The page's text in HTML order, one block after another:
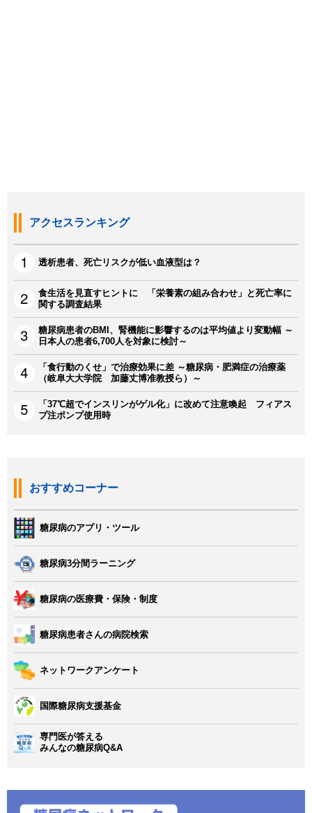
アクセスランキング
透析患者、死亡リスクが低い血液型は？
食生活を見直すヒントに 「栄養素の組み合わせ」と死亡率に
関する調査結果
糖尿病患者のBMI、腎機能に影響するのは平均値より変動幅 ～
日本人の患者6,700人を対象に検討～
「食行動のくせ」で治療効果に差 ～糖尿病・肥満症の治療薬
（岐阜大大学院 加藤丈博准教授ら）～
「37℃超でインスリンがゲル化」に改めて注意喚起 フィアス
プ注ポンプ使用時
おすすめコーナー
糖尿病のアプリ・ツール
糖尿病3分間ラーニング
糖尿病の医療費・保険・制度
糖尿病患者さんの病院検索
ネットワークアンケート
国際糖尿病支援基金
専門医が答える
みんなの糖尿病Q&A